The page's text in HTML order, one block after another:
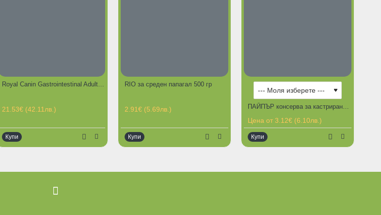
Royal Canin Gastrointestinal Adult, пакет от 2кг
21.53€ (42.11лв.)
Купи
RIO за среден папагал 500 гр
2.91€ (5.69лв.)
Купи
Цена от 3.12€ (6.10лв.)
Купи